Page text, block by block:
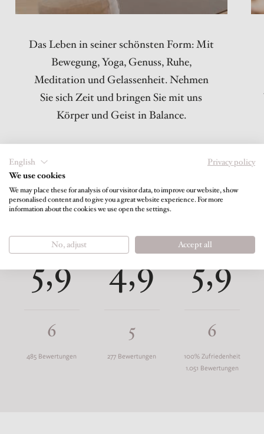
Das Leben in seiner schönsten Form: Mit
Bewegung, Yoga, Genuss, Ruhe,
Meditation und Gelassenheit. Nehmen
Sie sich Zeit und bringen Sie mit uns
Körper und Geist in Balance.
HolidayCheck
5,9
6
485 Bewertungen
TripAdvisor
4,9
5
277 Bewertungen
Hotel-Quality
5,9
6
100% Zufriedenheit
1.051 Bewertungen
English
Privacy policy
We use cookies
We may place these for analysis of our visitor data, to improve our website, show
personalised content and to give you a great website experience. For more
information about the cookies we use open the settings.
No, adjust Accept all